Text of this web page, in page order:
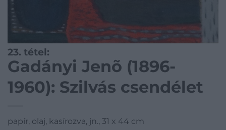
23. tétel:
Gadányi Jenõ (1896-
1960): Szilvás csendélet
papír, olaj, kasírozva, jn., 31 x 44 cm